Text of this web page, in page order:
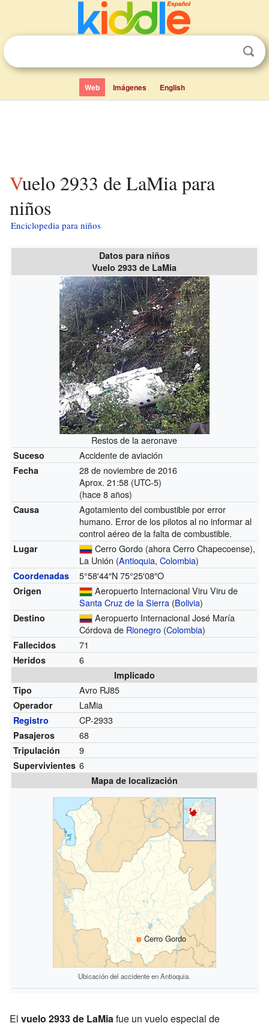
Web Imágenes English
Vuelo 2933 de LaMia para
niños
Enciclopedia para niños
Datos para niños
Vuelo 2933 de LaMia
Restos de la aeronave
Suceso Accidente de aviación
Fecha
28 de noviembre de 2016
Aprox. 21:58 (UTC-5)
(hace 8 años)
Causa
Agotamiento del combustible por error
humano. Error de los pilotos al no informar al
control aéreo de la falta de combustible.
Lugar
Cerro Gordo (ahora Cerro Chapecoense),
La Unión (Antioquia,Colombia)
Coordenadas 5°58′44″N75°25′08″O
Origen
Aeropuerto Internacional Viru Viru de
Santa Cruz de la Sierra (Bolivia)
Destino
Aeropuerto Internacional José María
Córdova de Rionegro (Colombia)
Fallecidos 71
Heridos 6
Implicado
Tipo
Avro RJ85
Operador LaMia
Registro CP-2933
Pasajeros 68
Tripulación 9
Supervivientes 6
Mapa de localización
Cerro Gordo
Ubicación del accidente en Antioquia.
El vuelo 2933 de LaMiafue un vuelo especial de